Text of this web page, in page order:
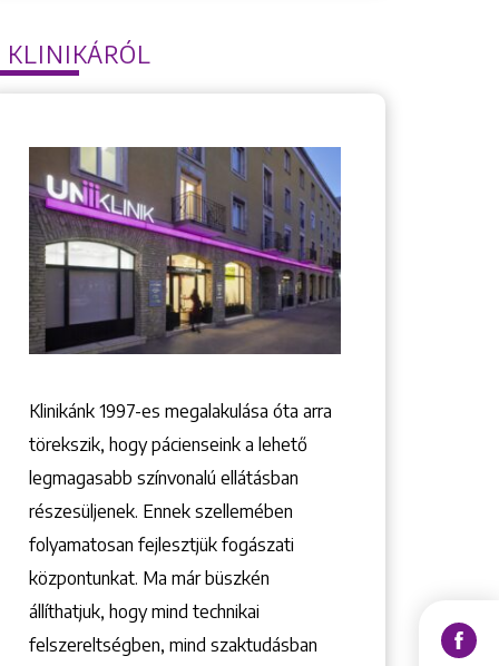
KLINIKÁRÓL
Klinikánk 1997-­es megalakulása óta arra
törekszik, hogy pácienseink a lehető
legmagasabb színvonalú ellátásban
részesüljenek. Ennek szellemében
folyamatosan fejlesztjük fogászati
központunkat. Ma már büszkén
állíthatjuk, hogy mind technikai
felszereltségben, mind szaktudásban